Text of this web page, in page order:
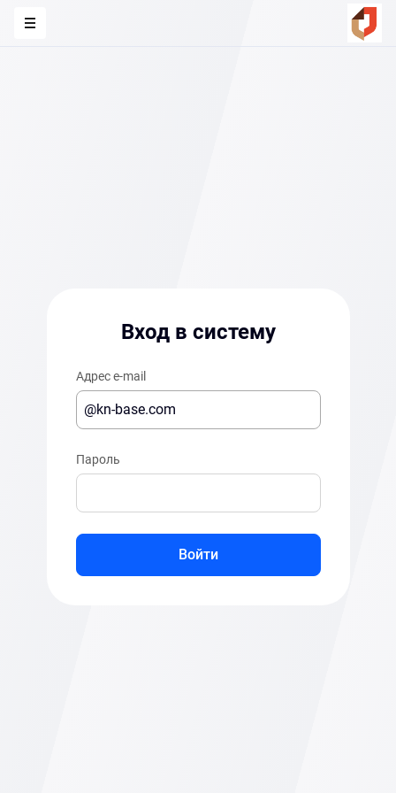
Вход в систему
Адрес e-mail
Пароль
Войти